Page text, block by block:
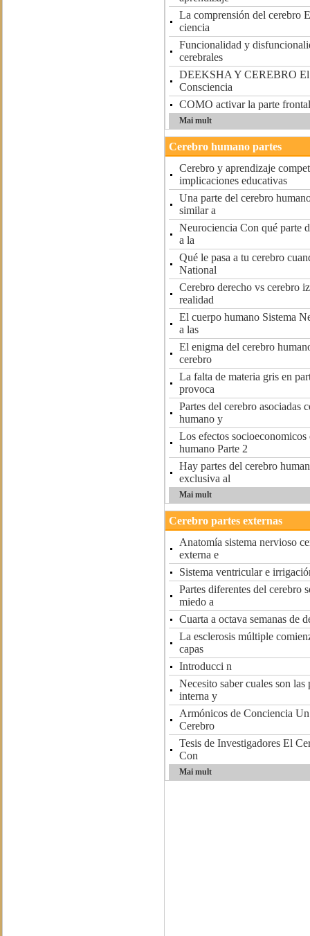
La comprensión del cerebro
ciencia
Funcionalidad y
cerebrales
DEEKSHA Y CEREBRO El
Consciencia
COMO activar la parte
Mai mult
Cerebro humano partes
Cerebro y aprendizaje
implicaciones educativas
Una parte del cerebro
similar a
Neurociencia Con qué parte
a la
Qué le pasa a tu cerebro
National
Cerebro derecho vs cerebro
realidad
El cuerpo humano Sistema
a las
El enigma del cerebro
cerebro
La falta de materia gris en
provoca
Partes del cerebro asociadas
humano y
Los efectos socioeconomicos
humano Parte 2
Hay partes del cerebro
exclusiva al
Mai mult
Cerebro partes externas
Anatomía sistema nervioso
externa e
Sistema ventricular e
Partes diferentes del cerebro
miedo a
Cuarta a octava semanas de
La esclerosis múltiple
capas
Introducci n
Necesito saber cuales son las
interna y
Armónicos de Conciencia
Cerebro
Tesis de Investigadores El
Con
Mai mult